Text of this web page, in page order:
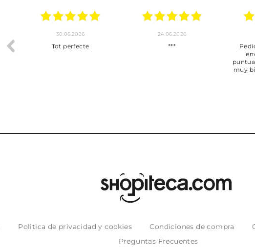
30.06.2026
Tot perfecte
24.06.2026
***
muy
Politica de privacidad y cookies Condiciones de compra
Preguntas Frecuentes